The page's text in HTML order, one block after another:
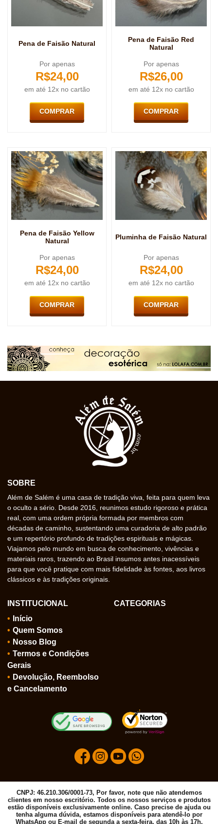
Pena de Faisão Natural
Por apenas
R$24,00
em até 12x no cartão
COMPRAR
Pena de Faisão Red
Natural
Por apenas
R$26,00
em até 12x no cartão
COMPRAR
Pena de Faisão Yellow
Natural
Por apenas
R$24,00
em até 12x no cartão
COMPRAR
Pluminha de Faisão Natural
Por apenas
R$24,00
em até 12x no cartão
COMPRAR
SOBRE
Além de Salém é uma casa de tradição viva, feita para quem leva
o oculto a sério. Desde 2016, reunimos estudo rigoroso e prática
real, com uma ordem própria formada por membros com
décadas de caminho, sustentando uma curadoria de alto padrão
e um repertório profundo de tradições espirituais e mágicas.
Viajamos pelo mundo em busca de conhecimento, vivências e
materiais raros, trazendo ao Brasil insumos antes inacessíveis
para que você pratique com mais fidelidade às fontes, aos livros
clássicos e às tradições originais.
INSTITUCIONAL
Início
Quem Somos
Nosso Blog
Termos e Condições
Gerais
Devolução, Reembolso
e Cancelamento
CATEGORIAS
CNPJ: 46.210.306/0001-73, Por favor, note que não atendemos
clientes em nosso escritório. Todos os nossos serviços e produtos
estão disponíveis exclusivamente online. Caso precise de ajuda ou
tenha alguma dúvida, estamos disponíveis para atendê-lo por
WhatsApp ou E-mail de segunda a sexta-feira, das 10h às 17h.